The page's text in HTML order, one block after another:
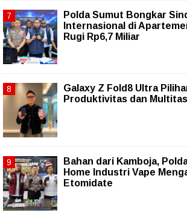
Polda Sumut Bongkar
Internasional di
Rugi Rp6,7 Miliar
Galaxy Z Fold8 Ultra
Produktivitas dan
Bahan dari Kamboja,
Home Industri Vape
Etomidate